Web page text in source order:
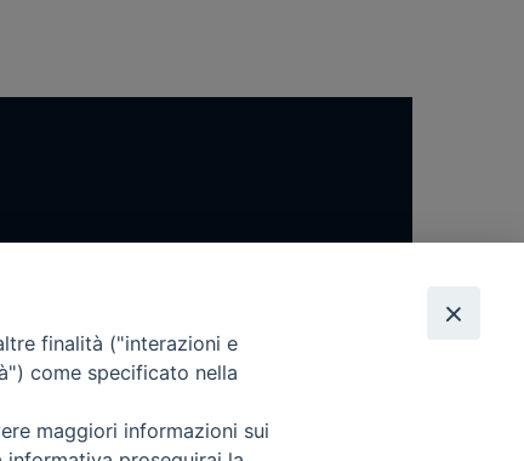
finalità ("interazioni e
come specificato nella
maggiori informazioni sui